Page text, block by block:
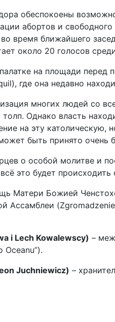
обеспокоены
абортов и
время ближайшего
около 20 голосов
на площади перед
где она недавно
многих людей со
Однако власть
на эту католическую,
быть принято очень
о особой молитве и
это будет
Матери Божией
Ассамблеи
i Lech Kowalewscy) –
Oceanu”).
Juchniewicz) –